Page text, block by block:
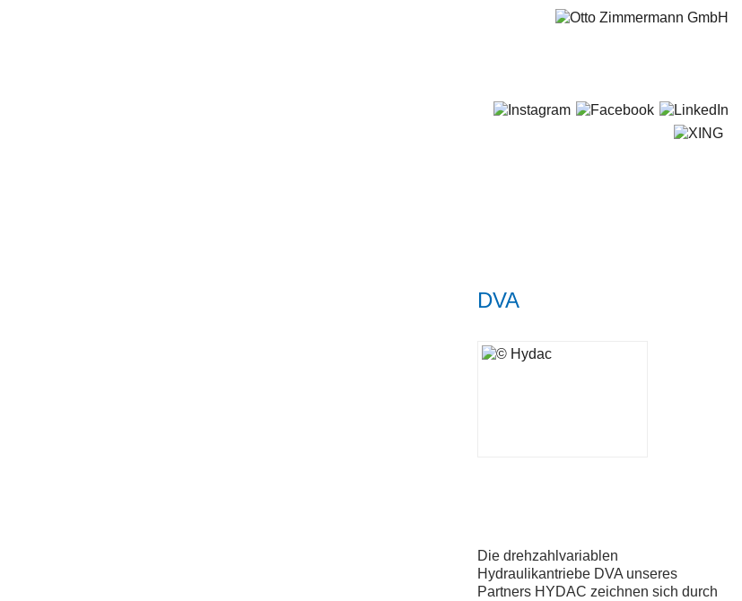
SMART SOLUTIONS
QUALITÄT
UNTERNEHMEN
DVA
Die drehzahlvariablen
Hydraulikantriebe DVA unseres
Partners HYDAC zeichnen sich durch